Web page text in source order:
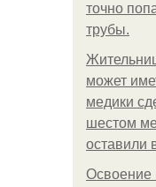
точно
трубы.
может
медики
шестом
оставили
Освоение